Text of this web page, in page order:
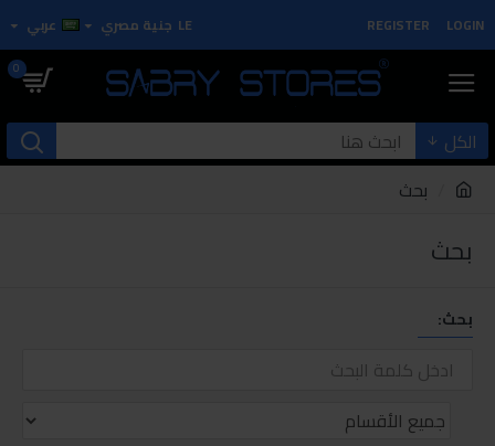
LOGIN
REGISTER
LE جنية مصري عربي
0
الكل
بحث
بحث
بحث: